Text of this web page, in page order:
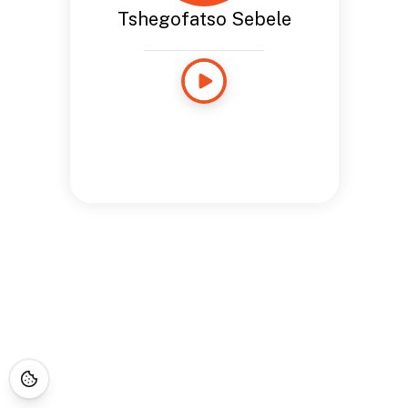
Tshegofatso Sebele